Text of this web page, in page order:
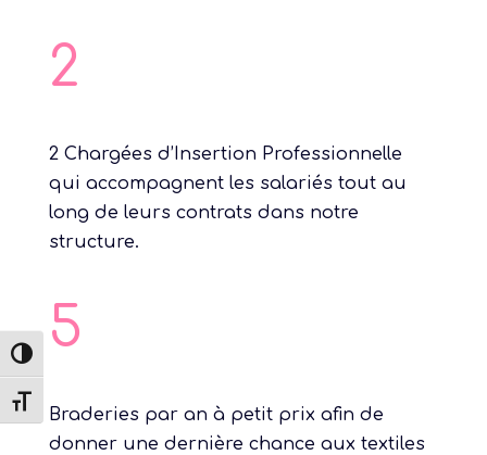
Passer en contraste élevé
Changer la taille de la police
2
2 Chargées d’Insertion Professionnelle
qui accompagnent les salariés tout au
long de leurs contrats dans notre
structure.
5
Braderies par an à petit prix afin de
donner une dernière chance aux textiles